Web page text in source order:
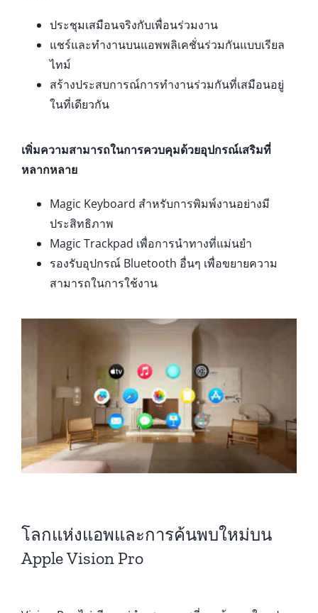
ประชุมเสมือนจริงกับเพื่อนร่วมงาน
แชร์และทำงานบนแอพพลิเคชั่นร่วมกันแบบเรียล
ไทม์
สร้างประสบการณ์การทำงานร่วมกันที่เสมือนอยู่
ในที่เดียวกัน
เพิ่มความสามารถในการควบคุมด้วยอุปกรณ์เสริมที่
หลากหลาย
Magic Keyboard สำหรับการพิมพ์งานอย่างมี
ประสิทธิภาพ
Magic Trackpad เพื่อการนำทางที่แม่นยำ
รองรับอุปกรณ์ Bluetooth อื่นๆ เพื่อขยายความ
สามารถในการใช้งาน
โลกแห่งแอพและการค้นพบใหม่บน
Apple Vision Pro